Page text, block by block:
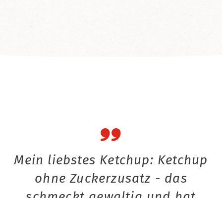
Mein liebstes Ketchup: Ketchup
ohne Zuckerzusatz - das